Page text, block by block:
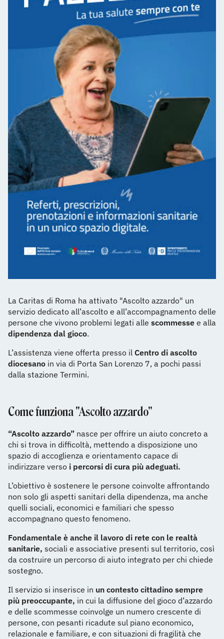
La Caritas di Roma ha attivato "Ascolto azzardo" un
servizio dedicato all’ascolto e all’accompagnamento delle
persone che vivono problemi legati alle scommesse e alla
dipendenza dal gioco.
L’assistenza viene offerta presso il Centro di ascolto
diocesano in via di Porta San Lorenzo 7, a pochi passi
dalla stazione Termini.
Come funziona "Ascolto azzardo"
“Ascolto azzardo” nasce per offrire un aiuto concreto a
chi si trova in difficoltà, mettendo a disposizione uno
spazio di accoglienza e orientamento capace di
indirizzare verso i percorsi di cura più adeguati.
L’obiettivo è sostenere le persone coinvolte affrontando
non solo gli aspetti sanitari della dipendenza, ma anche
quelli sociali, economici e familiari che spesso
accompagnano questo fenomeno.
Fondamentale è anche il lavoro di rete con le realtà
sanitarie, sociali e associative presenti sul territorio, così
da costruire un percorso di aiuto integrato per chi chiede
sostegno.
Il servizio si inserisce in un contesto cittadino sempre
più preoccupante, in cui la diffusione del gioco d’azzardo
e delle scommesse coinvolge un numero crescente di
persone, con pesanti ricadute sul piano economico,
relazionale e familiare, e con situazioni di fragilità che